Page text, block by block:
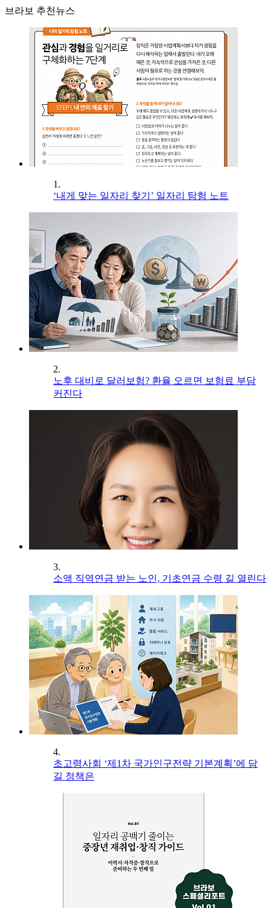
브라보 추천뉴스
1.
‘내게 맞는 일자리 찾기’ 일자리 탐험 노트
2.
노후 대비로 달러보험? 환율 오르면 보험료 부담
커진다
3.
소액 직역연금 받는 노인, 기초연금 수령 길 열린다
4.
초고령사회 ‘제1차 국가인구전략 기본계획’에 담
길 정책은